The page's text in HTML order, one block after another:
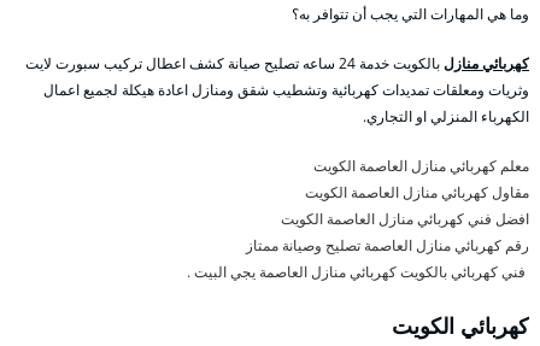
وما هي المهارات التي يجب أن تتوافر به؟
كهربائي منازل
بالكويت خدمة 24 ساعه تصليح صيانة كشف اعطال تركيب سبورت لايت
وثريات ومعلقات تمديدات كهربائية وتشطيب شقق ومنازل اعادة هيكلة لجميع اعمال
الكهرباء المنزلي او التجاري.
معلم كهربائي منازل العاصمة الكويت
مقاول كهربائي منازل العاصمة الكويت
افضل فني كهربائي منازل العاصمة الكويت
رقم كهربائي منازل العاصمة تصليح وصيانة ممتاز
فني كهربائي بالكويت كهربائي منازل العاصمة يجي البيت .
كهربائي الكويت